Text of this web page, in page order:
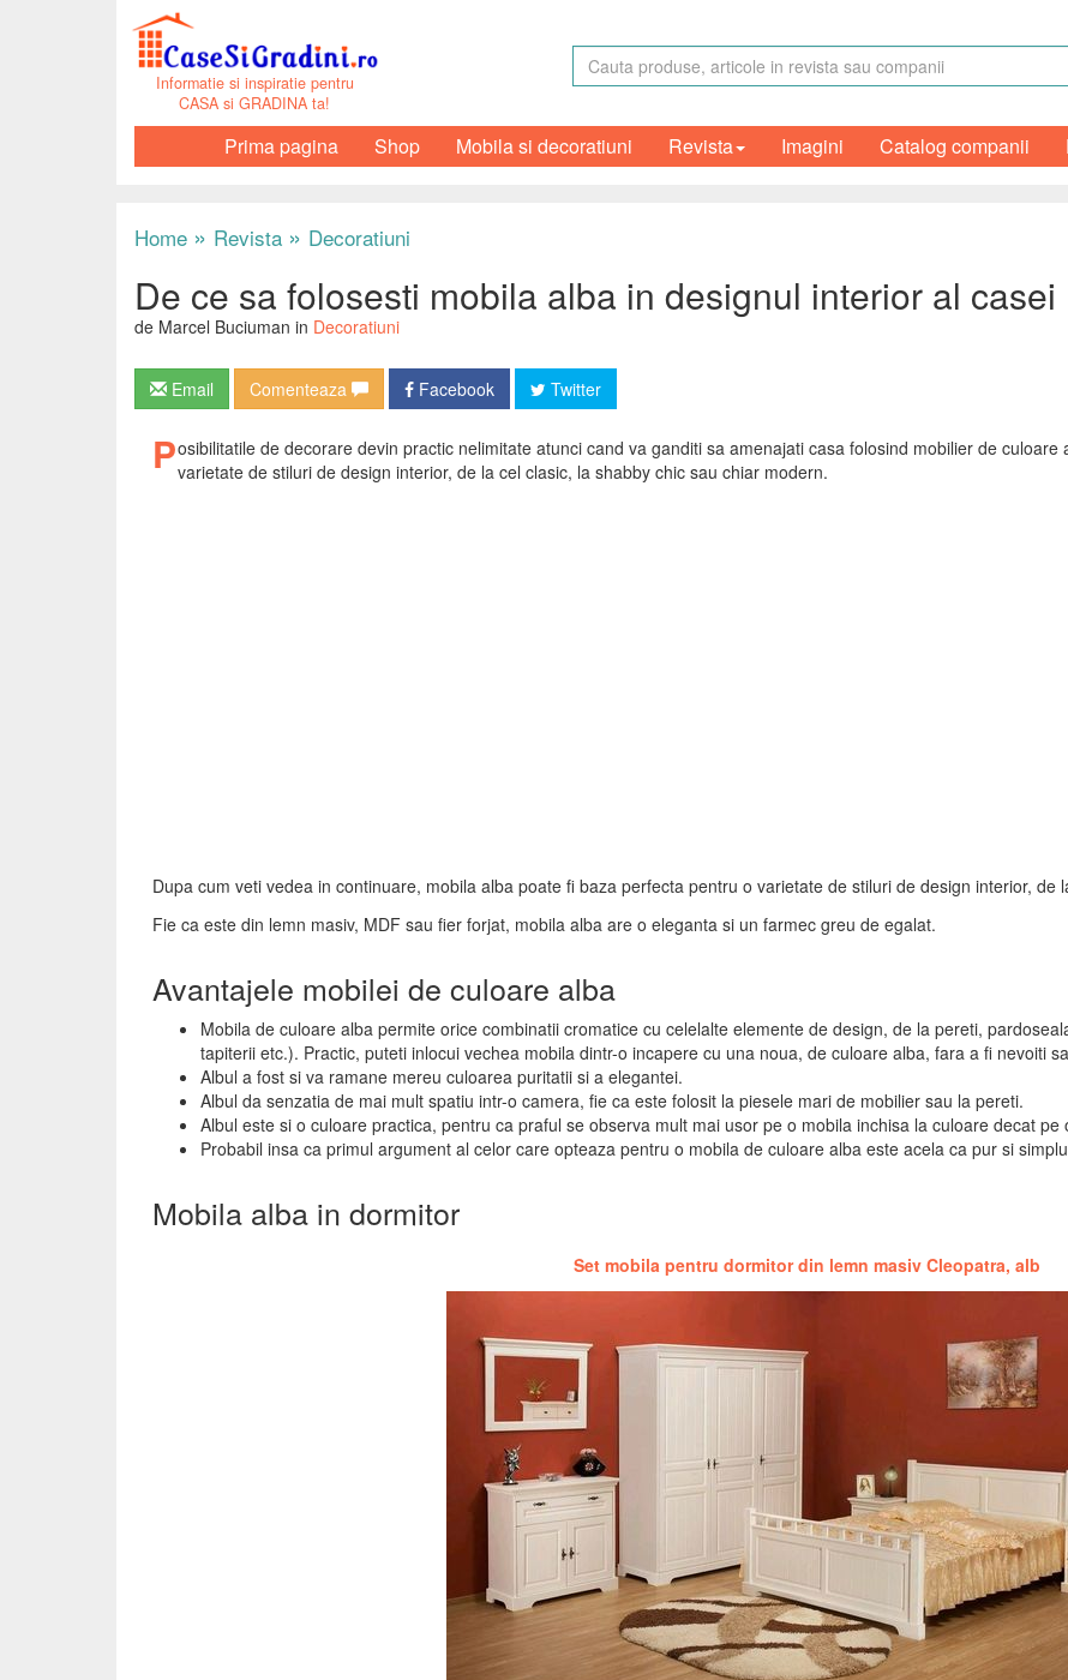
Informatie si inspiratie pentru
CASA si GRADINA ta!
Prima pagina Shop Mobila si decoratiuni Revista Imagini Catalog companii
Home » Revista » Decoratiuni
De ce sa folosesti mobila alba in designul interior al casei
de Marcel Buciuman in Decoratiuni
Email Comenteaza Facebook Twitter
Posibilitatile de decorare devin practic nelimitate atunci cand va ganditi sa amenajati casa folosind mobilier de
varietate de stiluri de design interior, de la cel clasic, la shabby chic sau chiar modern.
Dupa cum veti vedea in continuare, mobila alba poate fi baza perfecta pentru o varietate de stiluri de design interior, de
Fie ca este din lemn masiv, MDF sau fier forjat, mobila alba are o eleganta si un farmec greu de egalat.
Avantajele mobilei de culoare alba
Mobila de culoare alba permite orice combinatii cromatice cu celelalte elemente de design, de la pereti,
tapiterii etc.). Practic, puteti inlocui vechea mobila dintr-o incapere cu una noua, de culoare alba, fara a fi nevoiti
Albul a fost si va ramane mereu culoarea puritatii si a elegantei.
Albul da senzatia de mai mult spatiu intr-o camera, fie ca este folosit la piesele mari de mobilier sau la pereti.
Albul este si o culoare practica, pentru ca praful se observa mult mai usor pe o mobila inchisa la culoare decat pe
Probabil insa ca primul argument al celor care opteaza pentru o mobila de culoare alba este acela ca pur si
Mobila alba in dormitor
Set mobila pentru dormitor din lemn masiv Cleopatra, alb